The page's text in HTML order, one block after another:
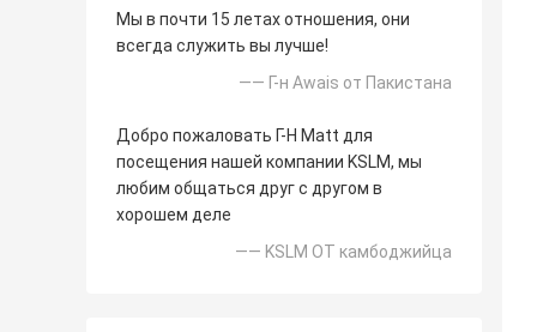
Мы в почти 15 летах отношения, они
всегда служить вы лучше!
—— Г-н Awais от Пакистана
Добро пожаловать Г-Н Matt для
посещения нашей компании KSLM, мы
любим общаться друг с другом в
хорошем деле
—— KSLM ОТ камбоджийца